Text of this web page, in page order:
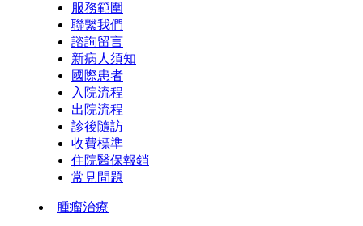
服務範圍
聯繫我們
諮詢留言
新病人須知
國際患者
入院流程
出院流程
診後隨訪
收費標準
住院醫保報銷
常見問題
腫瘤治療